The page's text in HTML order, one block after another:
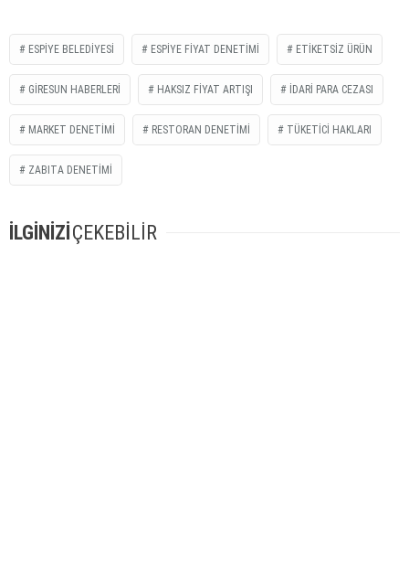
ESPIYE BELEDIYESI ESPIYE FIYAT DENETIMI ETIKETSIZ ÜRÜN
GIRESUN HABERLERI HAKSIZ FIYAT ARTIŞI İDARI PARA CEZASI
MARKET DENETIMI RESTORAN DENETIMI TÜKETICI HAKLARI
ZABITA DENETIMI
İLGİNİZİÇEKEBİLİR